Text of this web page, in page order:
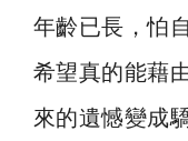
年齡已長，怕
希望真的能藉
來的遺憾變成